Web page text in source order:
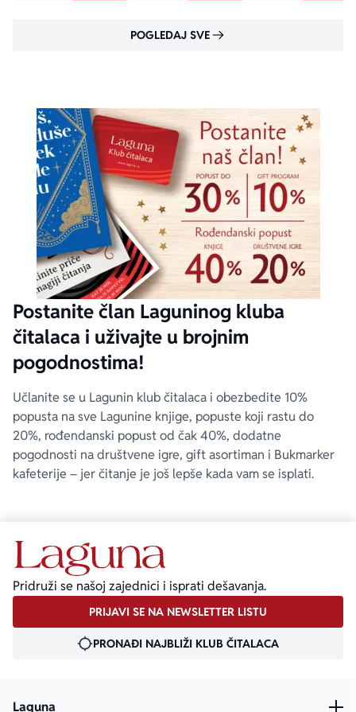
POGLEDAJ SVE
Postanite član Laguninog kluba
čitalaca i uživajte u brojnim
pogodnostima!
Učlanite se u Lagunin klub čitalaca i obezbedite 10%
popusta na sve Lagunine knjige, popuste koji rastu do
20%, rođendanski popust od čak 40%, dodatne
pogodnosti na društvene igre, gift asortiman i Bukmarker
kafeterije – jer čitanje je još lepše kada vam se isplati.
Pridruži se našoj zajednici i isprati dešavanja.
PRIJAVI SE NA NEWSLETTER LISTU
PRONAĐI NAJBLIŽI KLUB ČITALACA
Laguna